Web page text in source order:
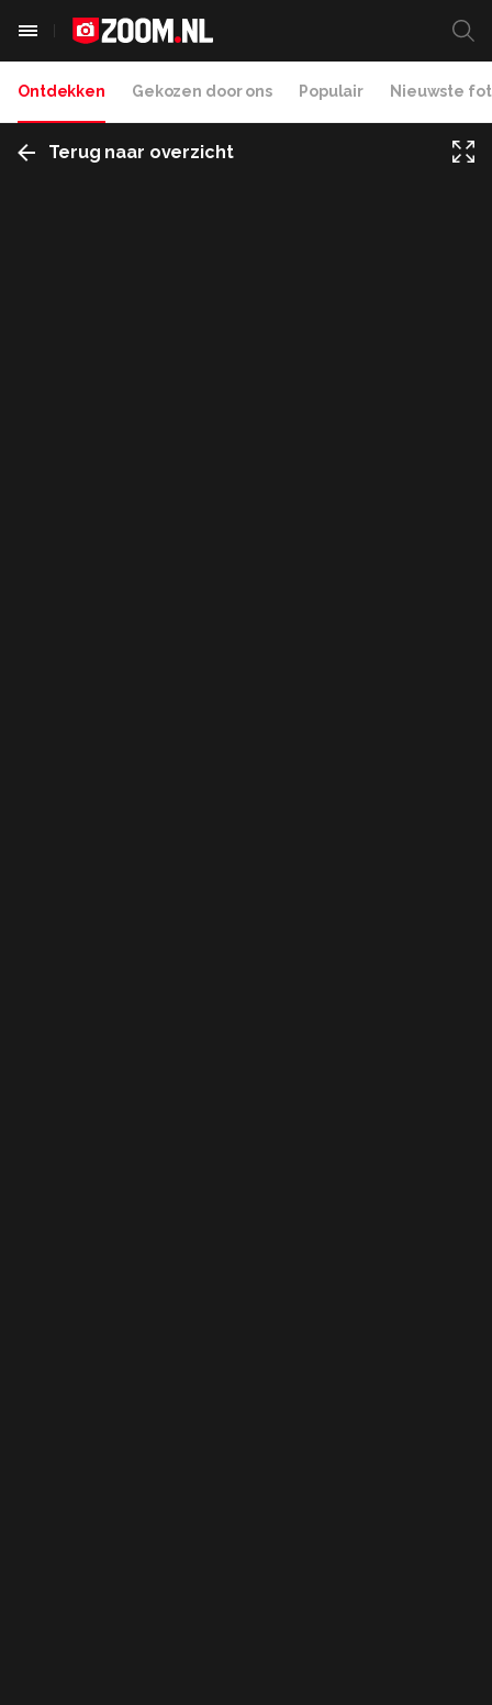
Ontdekken Gekozen door ons Populair Nieuwste
Terug naar overzicht